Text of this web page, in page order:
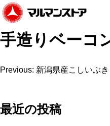
手造りベーコ
投
ナ
Previous: 新潟県産こしいぶき
最近の投稿